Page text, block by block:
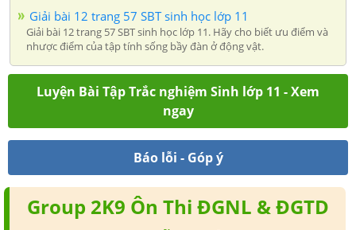
Giải bài 12 trang 57 SBT sinh học lớp 11
Giải bài 12 trang 57 SBT sinh học lớp 11. Hãy cho biết ưu điểm và
nhược điểm của tập tính sống bầy đàn ở động vật.
Luyện Bài Tập Trắc nghiệm Sinh lớp 11 - Xem
ngay
Báo lỗi - Góp ý
Group 2K9 Ôn Thi ĐGNL & ĐGTD